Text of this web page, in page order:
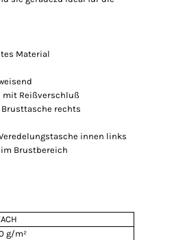
Material
mit Reißverschluß
Brusttasche rechts
innen links
im Brustbereich
g/m²